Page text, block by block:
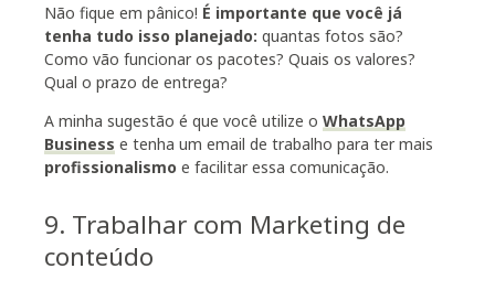
Não fique em pânico! É importante que você já
tenha tudo isso planejado: quantas fotos são?
Como vão funcionar os pacotes? Quais os valores?
Qual o prazo de entrega?
A minha sugestão é que você utilize o WhatsApp
Business e tenha um email de trabalho para ter mais
profissionalismo e facilitar essa comunicação.
9. Trabalhar com Marketing de
conteúdo